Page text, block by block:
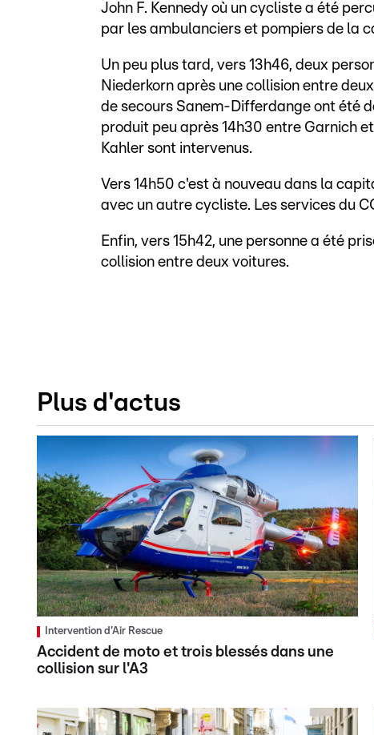
John F. Kennedy où un cycliste a été
par les ambulanciers et pompiers de la
Un peu plus tard, vers 13h46, deux
Niederkorn après une collision entre
de secours Sanem-Differdange ont été
produit peu après 14h30 entre Garnich
Kahler sont intervenus.
Vers 14h50 c'est à nouveau dans la
avec un autre cycliste. Les services du
Enfin, vers 15h42, une personne a été
collision entre deux voitures.
Plus d'actus
Intervention d'Air Rescue
Accident de moto et trois blessés dans une
collision sur l'A3